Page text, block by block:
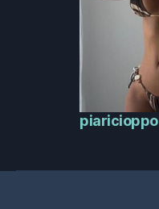
piaricioppo